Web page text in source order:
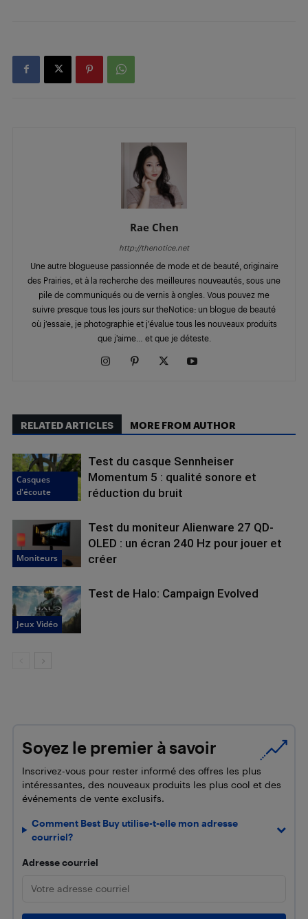
Rae Chen
http://thenotice.net
Une autre blogueuse passionnée de mode et de beauté, originaire
des Prairies, et à la recherche des meilleures nouveautés, sous une
pile de communiqués ou de vernis à ongles. Vous pouvez me
suivre presque tous les jours sur theNotice: un blogue de beauté
où j’essaie, je photographie et j’évalue tous les nouveaux produits
que j’aime… et que je déteste.
RELATED ARTICLES MORE FROM AUTHOR
Casques
d'écoute
Test du casque Sennheiser
Momentum 5 : qualité sonore et
réduction du bruit
Moniteurs
Test du moniteur Alienware 27 QD-
OLED : un écran 240 Hz pour jouer et
créer
Jeux Vidéo
Test de Halo: Campaign Evolved
Soyez le premier à savoir
Inscrivez-vous pour rester informé des offres les plus
intéressantes, des nouveaux produits les plus cool et des
événements de vente exclusifs.
Comment Best Buy utilise-t-elle mon adresse
courriel?
Adresse courriel